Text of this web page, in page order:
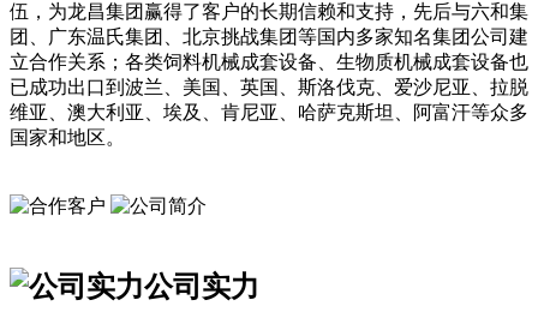
伍，为龙昌集团赢得了客户的长期信赖和支持，先后与六和集
团、广东温氏集团、北京挑战集团等国内多家知名集团公司建
立合作关系；各类饲料机械成套设备、生物质机械成套设备也
已成功出口到波兰、美国、英国、斯洛伐克、爱沙尼亚、拉脱
维亚、澳大利亚、埃及、肯尼亚、哈萨克斯坦、阿富汗等众多
国家和地区。
公司实力